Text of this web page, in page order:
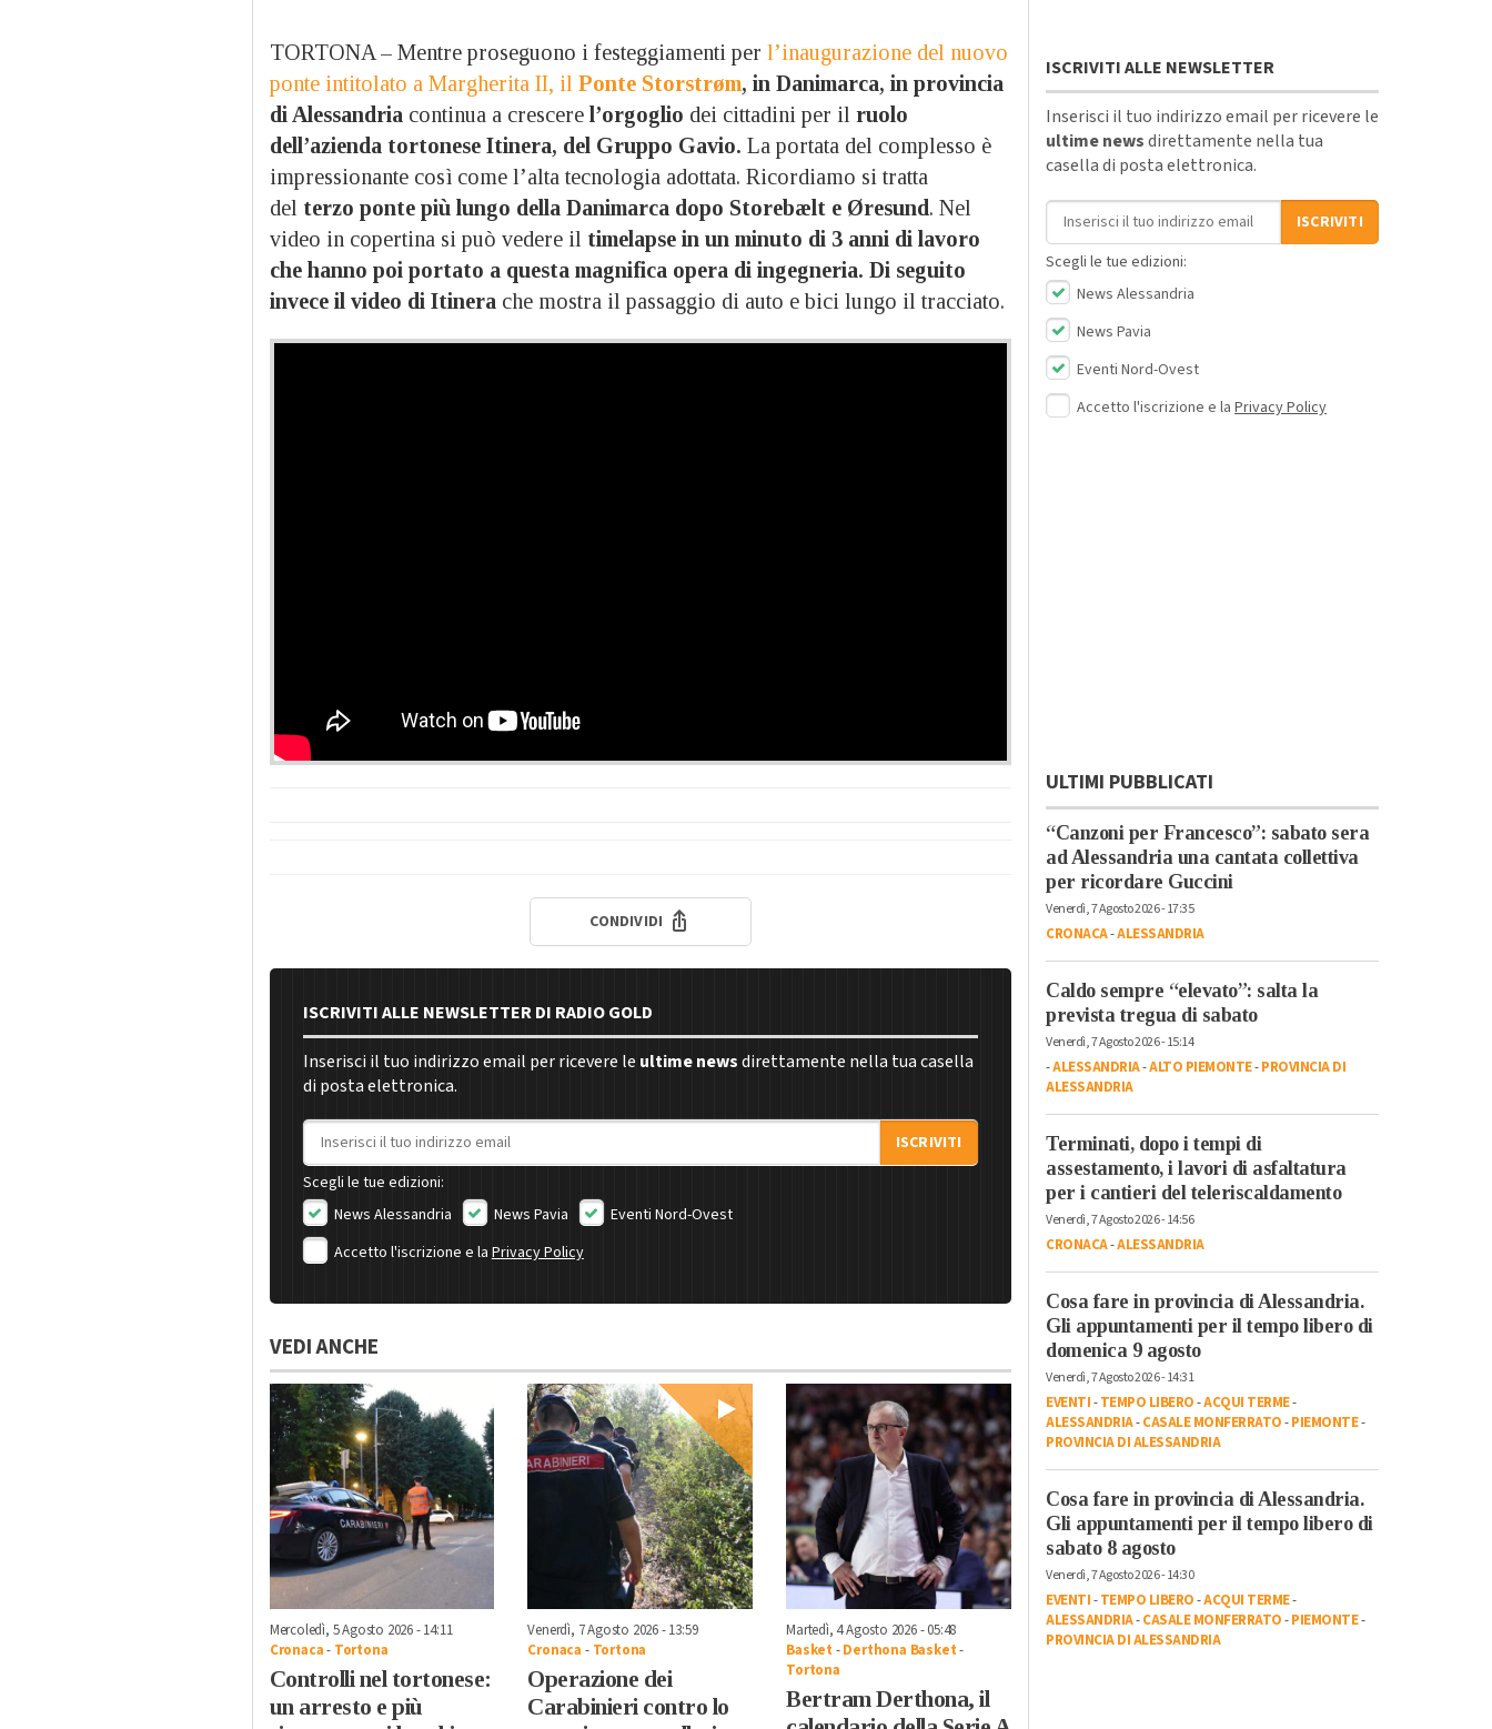
TORTONA – Mentre proseguono i festeggiamenti per l’inaugurazione del nuovo
ponte intitolato a Margherita II, il Ponte Storstrøm, in Danimarca, in provincia
di Alessandria continua a crescerel’orgoglio dei cittadini per il ruolo
dell’azienda tortonese Itinera, del Gruppo Gavio. La portata del complesso è
impressionante così come l’alta tecnologia adottata. Ricordiamo si tratta
del terzo ponte più lungo della Danimarca dopo Storebælt e Øresund. Nel
video in copertina si può vedere il timelapse in un minuto di 3 anni di lavoro
che hanno poi portato a questa magnifica opera di ingegneria. Di seguito
invece il video di Itinera che mostra il passaggio di auto e bici lungo il tracciato.
CONDIVIDI
ISCRIVITI ALLE NEWSLETTER DI RADIO GOLD
Inserisci il tuo indirizzo email per ricevere le ultime newsdirettamente nella tua casella
di posta elettronica.
Indirizzo email
ISCRIVITI
Scegli le tue edizioni:
News Alessandria
News Pavia
Eventi Nord-Ovest
Accetto l'iscrizione e la Privacy Policy
VEDI ANCHE
Mercoledì, 5 Agosto 2026 - 14:11
Cronaca- Tortona
Controlli nel tortonese:
un arresto e più
Venerdì, 7 Agosto 2026 - 13:59
Cronaca - Tortona
Operazione dei
Carabinieri contro lo
Martedì, 4 Agosto 2026 - 05:48
Basket -Derthona Basket-
Tortona
Bertram Derthona, il
Venerdì, 31 Luglio 2026 - 11:13
Cronaca-Casale Monferrato
Mercoledì, 29 Luglio 2026 - 12:25
ISCRIVITI ALLE NEWSLETTER
Inserisci il tuo indirizzo email per ricevere le
ultime newsdirettamente nella tua
casella di posta elettronica.
Indirizzo email
ISCRIVITI
Scegli le tue edizioni:
News Alessandria
News Pavia
Eventi Nord-Ovest
Accetto l'iscrizione e la Privacy Policy
ULTIMI PUBBLICATI
“Canzoni per Francesco”: sabato sera
ad Alessandria una cantata collettiva
per ricordare Guccini
Venerdì, 7 Agosto 2026 - 17:35
CRONACA-ALESSANDRIA
Caldo sempre “elevato”: salta la
prevista tregua di sabato
Venerdì, 7 Agosto 2026 - 15:14
-ALESSANDRIA-ALTO PIEMONTE-PROVINCIA DI
ALESSANDRIA
Terminati, dopo i tempi di
assestamento, i lavori di asfaltatura
per i cantieri del teleriscaldamento
Venerdì, 7 Agosto 2026 - 14:56
CRONACA-ALESSANDRIA
Cosa fare in provincia di Alessandria.
Gli appuntamenti per il tempo libero di
domenica 9 agosto
Venerdì, 7 Agosto 2026 - 14:31
EVENTI-TEMPO LIBERO-ACQUI TERME-
ALESSANDRIA-CASALE MONFERRATO-PIEMONTE-
PROVINCIA DI ALESSANDRIA
Cosa fare in provincia di Alessandria.
Gli appuntamenti per il tempo libero di
sabato 8 agosto
Venerdì, 7 Agosto 2026 - 14:30
EVENTI-TEMPO LIBERO-ACQUI TERME-
ALESSANDRIA-CASALE MONFERRATO-PIEMONTE-
PROVINCIA DI ALESSANDRIA